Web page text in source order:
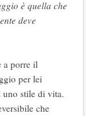
è quella che
deve
a porre il
per lei
uno stile di vita.
che